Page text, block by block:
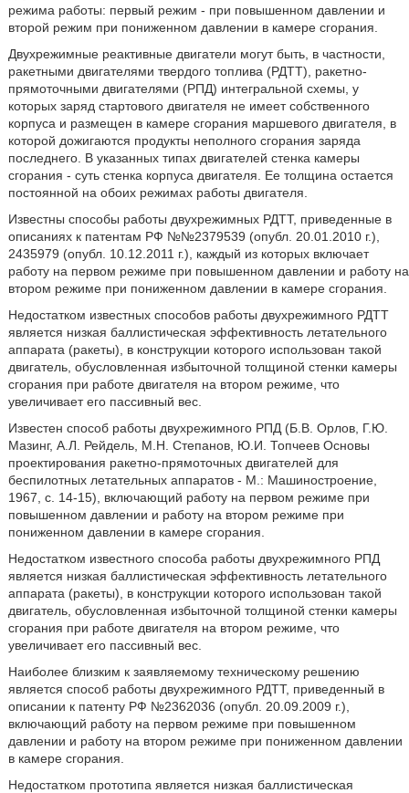
режима работы: первый режим - при повышенном давлении и
второй режим при пониженном давлении в камере сгорания.
Двухрежимные реактивные двигатели могут быть, в частности,
ракетными двигателями твердого топлива (РДТТ), ракетно-
прямоточными двигателями (РПД) интегральной схемы, у
которых заряд стартового двигателя не имеет собственного
корпуса и размещен в камере сгорания маршевого двигателя, в
которой дожигаются продукты неполного сгорания заряда
последнего. В указанных типах двигателей стенка камеры
сгорания - суть стенка корпуса двигателя. Ее толщина остается
постоянной на обоих режимах работы двигателя.
Известны способы работы двухрежимных РДТТ, приведенные в
описаниях к патентам РФ №№2379539 (опубл. 20.01.2010 г.),
2435979 (опубл. 10.12.2011 г.), каждый из которых включает
работу на первом режиме при повышенном давлении и работу на
втором режиме при пониженном давлении в камере сгорания.
Недостатком известных способов работы двухрежимного РДТТ
является низкая баллистическая эффективность летательного
аппарата (ракеты), в конструкции которого использован такой
двигатель, обусловленная избыточной толщиной стенки камеры
сгорания при работе двигателя на втором режиме, что
увеличивает его пассивный вес.
Известен способ работы двухрежимного РПД (Б.В. Орлов, Г.Ю.
Мазинг, А.Л. Рейдель, М.Н. Степанов, Ю.И. Топчеев Основы
проектирования ракетно-прямоточных двигателей для
беспилотных летательных аппаратов - М.: Машиностроение,
1967, с. 14-15), включающий работу на первом режиме при
повышенном давлении и работу на втором режиме при
пониженном давлении в камере сгорания.
Недостатком известного способа работы двухрежимного РПД
является низкая баллистическая эффективность летательного
аппарата (ракеты), в конструкции которого использован такой
двигатель, обусловленная избыточной толщиной стенки камеры
сгорания при работе двигателя на втором режиме, что
увеличивает его пассивный вес.
Наиболее близким к заявляемому техническому решению
является способ работы двухрежимного РДТТ, приведенный в
описании к патенту РФ №2362036 (опубл. 20.09.2009 г.),
включающий работу на первом режиме при повышенном
давлении и работу на втором режиме при пониженном давлении
в камере сгорания.
Недостатком прототипа является низкая баллистическая